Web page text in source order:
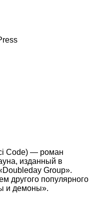
Code) — роман
изданный в
Group».
другого популярного
и демоны».